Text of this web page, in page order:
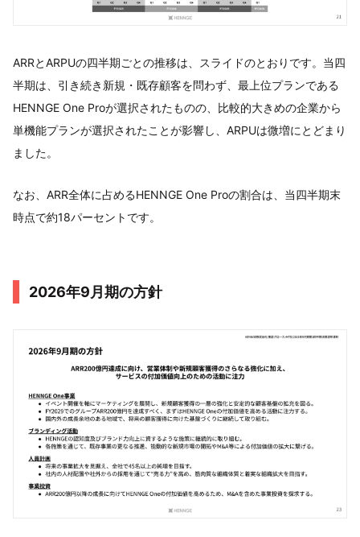
ARRとARPUの四半期ごとの推移は、スライドのとおりです。当四
半期は、引き続き新規・既存顧客を問わず、最上位プランである
HENNGE One Proが選択されたものの、比較的大きめの企業から
単機能プランが選択されたことが影響し、ARPUは微増にとどまり
ました。
なお、ARR全体に占めるHENNGE One Proの割合は、当四半期末
時点で約18パーセントです。
2026年9月期の方針